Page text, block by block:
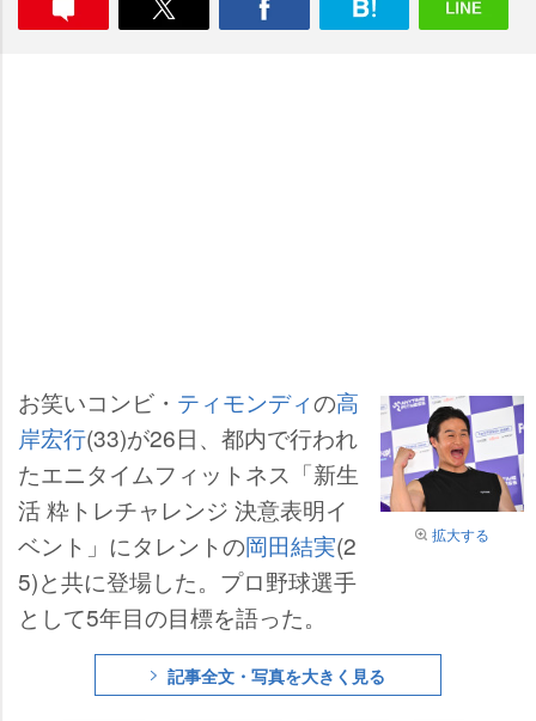
拡大する
お笑いコンビ・ ティモンディの高
岸宏行(33)が26日、都内で行われ
たエニタイムフィットネス「新生
活 粋トレチャレンジ 決意表明イ
ベント」にタレントの岡田結実(2
5)と共に登場した。プロ野球選手
として5年目の目標を語った。
記事全文・写真を大きく見る